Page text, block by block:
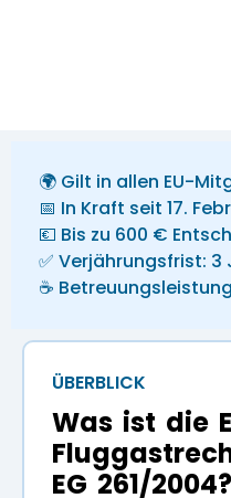
🌍 Gilt in allen EU-
📅 In Kraft seit 17.
💶 Bis zu 600 €
✅ Verjährungsfrist: 3
☕
ÜBERBLICK
Was ist die
EG 261/2004?